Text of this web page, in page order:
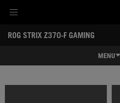
Skip to content
Accessibility Help
Skip to Menu
ASUS Footer
ROG STRIX Z370-F GAMING
ー
MENU